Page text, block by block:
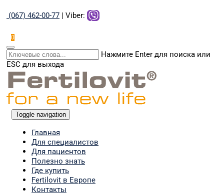
(067) 462-00-77 | Viber:
0
Нажмите Enter для поиска или
ESC для выхода
Toggle navigation
Главная
Для специалистов
Для пациентов
Полезно знать
Где купить
Fertilovit в Европе
Контакты